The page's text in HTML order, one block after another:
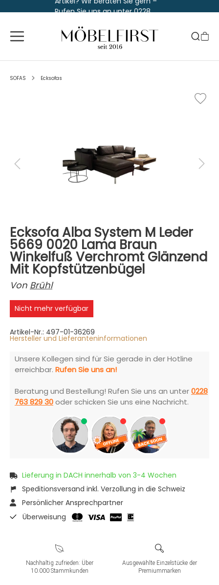
Rufen Sie uns an unter 0228
SOFAS Ecksofas
Ecksofa Alba System M Leder
5669 0020 Lama Braun
Winkelfuß Verchromt Glänzend
Mit Kopfstützenbügel
Von Brühl
Nicht mehr verfügbar
Artikel-Nr.: 497-01-36269
Hersteller und Lieferanteninformationen
Unsere Kollegen sind für Sie gerade in der Hotline
erreichbar. Rufen Sie uns an!
Beratung und Bestellung! Rufen Sie uns an unter0228
763 829 30oder schicken Sie uns eine Nachricht.
Lieferung in DACH innerhalb von 3-4 Wochen
Speditionsversand inkl. Verzollung in die Schweiz
Persönlicher Ansprechpartner
Überweisung
Nachhaltig zufrieden: Über
10.000 Stammkunden
Ausgewählte Einzelstücke der
Premiummarken